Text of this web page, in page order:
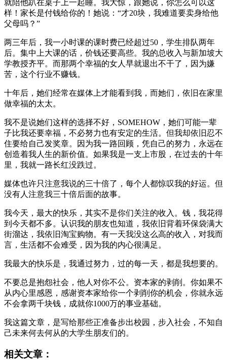
就陪他趴在桌子上一起睡。我大惊，跟她说，你怎么可以这
样！家长是付钱给你的！她说：“才20块，我难道要卖身给他
父母吗？”
两三年后，我一小时课的课时费已经超过50，学生排队两年
后。集中上大课的话，价钱还要高些。我的总收入与新加坡大
学教授齐平。而那两个幸福的女人早就退出不干了，因为嫌
苦，这个行业不赚钱。
十年后，她们经常在媒体上才能看到我，而她们，依旧在家里
做幸福的太太。
我不是说她们这样的选择不好，SOMEHOW，她们可能一辈
子比我还要幸福，不必努力也有安定的生活。但我却依旧忍不
住要给自己发奖章。因为我一路回顾，凭自己的努力，永远在
创造着我人生的新价值。如果我是一支上市股，在过去的十年
里，我就一路长红没跌过。
媒体也许只注意我说的三十倍了，每个人都惊叹我的好运。但
没有人注意我三十倍后面的故事。
我今天，最大的快乐，其实不是你们关注的收入。钱，我花得
到今天都不多。认识我的朋友也知道，我依旧背着环保袋满大
街溜达，我依旧淘宝购物。有一天我没这么高的收入，对我而
言，生活都不会难受，因为我的内心很满足。
我最大的快乐是，我通过努力，过的每一天，都是我想要的。
不要总是抱怨社会，他人对你不公。资本家的剥削。你如果不
从内心里感恩，感谢资本家给你一个剥削你的机会，你就永远
不会拿两千块钱，成就你1000万的事业基础。
我这篇文章，是写给那些正准备步出校园，步入社会，不知自
己未来何去何从的大学生朋友们的。
相关文章：